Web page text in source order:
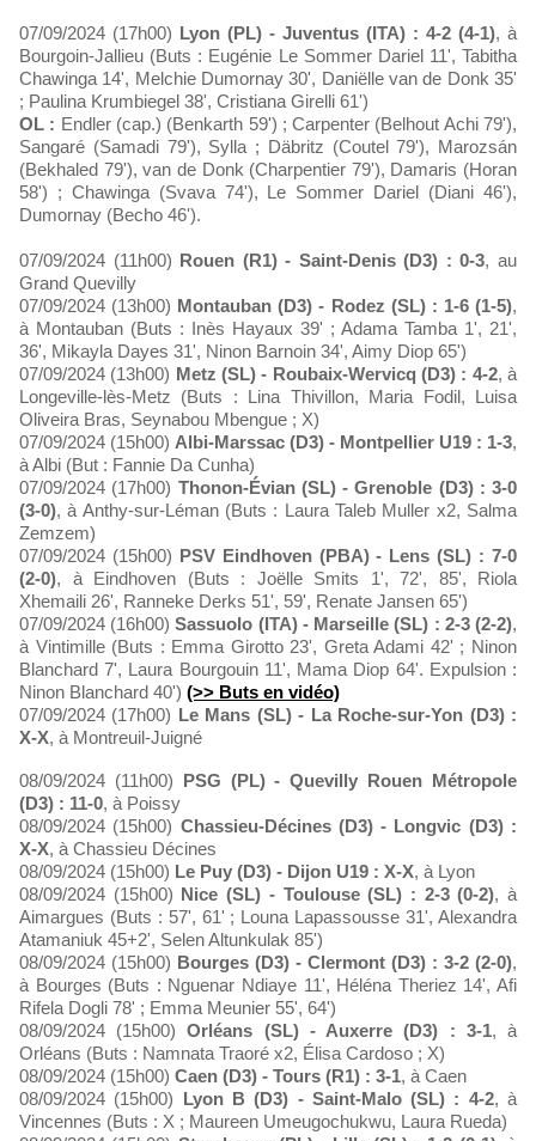
07/09/2024 (17h00) Lyon (PL) - Juventus (ITA) : 4-2 (4-1), à
Bourgoin-Jallieu (Buts : Eugénie Le Sommer Dariel 11', Tabitha
Chawinga 14', Melchie Dumornay 30', Daniëlle van de Donk 35'
; Paulina Krumbiegel 38', Cristiana Girelli 61')
OL : Endler (cap.) (Benkarth 59') ; Carpenter (Belhout Achi 79'),
Sangaré (Samadi 79'), Sylla ; Däbritz (Coutel 79'), Marozsán
(Bekhaled 79'), van de Donk (Charpentier 79'), Damaris (Horan
58') ; Chawinga (Svava 74'), Le Sommer Dariel (Diani 46'),
Dumornay (Becho 46').
07/09/2024 (11h00) Rouen (R1) - Saint-Denis (D3) : 0-3, au
Grand Quevilly
07/09/2024 (13h00) Montauban (D3) - Rodez (SL) : 1-6 (1-5),
à Montauban (Buts : Inès Hayaux 39' ; Adama Tamba 1', 21',
36', Mikayla Dayes 31', Ninon Barnoin 34', Aimy Diop 65')
07/09/2024 (13h00) Metz (SL) - Roubaix-Wervicq (D3) : 4-2, à
Longeville-lès-Metz (Buts : Lina Thivillon, Maria Fodil, Luisa
Oliveira Bras, Seynabou Mbengue ; X)
07/09/2024 (15h00) Albi-Marssac (D3) - Montpellier U19 : 1-3,
à Albi (But : Fannie Da Cunha)
07/09/2024 (17h00) Thonon-Évian (SL) - Grenoble (D3) : 3-0
(3-0), à Anthy-sur-Léman (Buts : Laura Taleb Muller x2, Salma
Zemzem)
07/09/2024 (15h00) PSV Eindhoven (PBA) - Lens (SL) : 7-0
(2-0), à Eindhoven (Buts : Joëlle Smits 1', 72', 85', Riola
Xhemaili 26', Ranneke Derks 51', 59', Renate Jansen 65')
07/09/2024 (16h00)Sassuolo (ITA) - Marseille (SL) : 2-3 (2-2),
à Vintimille (Buts : Emma Girotto 23', Greta Adami 42' ; Ninon
Blanchard 7', Laura Bourgouin 11', Mama Diop 64'. Expulsion :
Ninon Blanchard 40') (>> Buts en vidéo)
07/09/2024 (17h00) Le Mans (SL) - La Roche-sur-Yon (D3) :
X-X, à Montreuil-Juigné
08/09/2024 (11h00) PSG (PL) - Quevilly Rouen Métropole
(D3) : 11-0, à Poissy
08/09/2024 (15h00) Chassieu-Décines (D3) - Longvic (D3) :
X-X, à Chassieu Décines
08/09/2024 (15h00) Le Puy (D3) - Dijon U19 : X-X, à Lyon
08/09/2024 (15h00) Nice (SL) - Toulouse (SL) : 2-3 (0-2), à
Aimargues (Buts : 57', 61' ; Louna Lapassousse 31', Alexandra
Atamaniuk 45+2', Selen Altunkulak 85')
08/09/2024 (15h00) Bourges (D3) - Clermont (D3) : 3-2 (2-0),
à Bourges (Buts : Nguenar Ndiaye 11', Héléna Theriez 14', Afi
Rifela Dogli 78' ; Emma Meunier 55', 64')
08/09/2024 (15h00)Orléans (SL) - Auxerre (D3) : 3-1, à
Orléans (Buts : Namnata Traoré x2, Élisa Cardoso ; X)
08/09/2024 (15h00) Caen (D3) - Tours (R1) : 3-1, à Caen
08/09/2024 (15h00) Lyon B (D3) - Saint-Malo (SL) : 4-2, à
Vincennes (Buts : X ; Maureen Umeugochukwu, Laura Rueda)